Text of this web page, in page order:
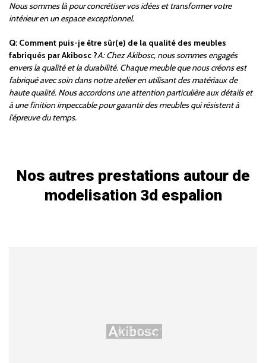
Nous sommes là pour concrétiser vos idées et transformer votre
intérieur en un espace exceptionnel.
Q: Comment puis-je être sûr(e) de la qualité des meubles
fabriqués par Akibosc ?A: Chez Akibosc, nous sommes engagés
envers la qualité et la durabilité. Chaque meuble que nous créons est
fabriqué avec soin dans notre atelier en utilisant des matériaux de
haute qualité. Nous accordons une attention particulière aux détails et
à une finition impeccable pour garantir des meubles qui résistent à
l'épreuve du temps.
Nos autres prestations autour de
modelisation 3d espalion